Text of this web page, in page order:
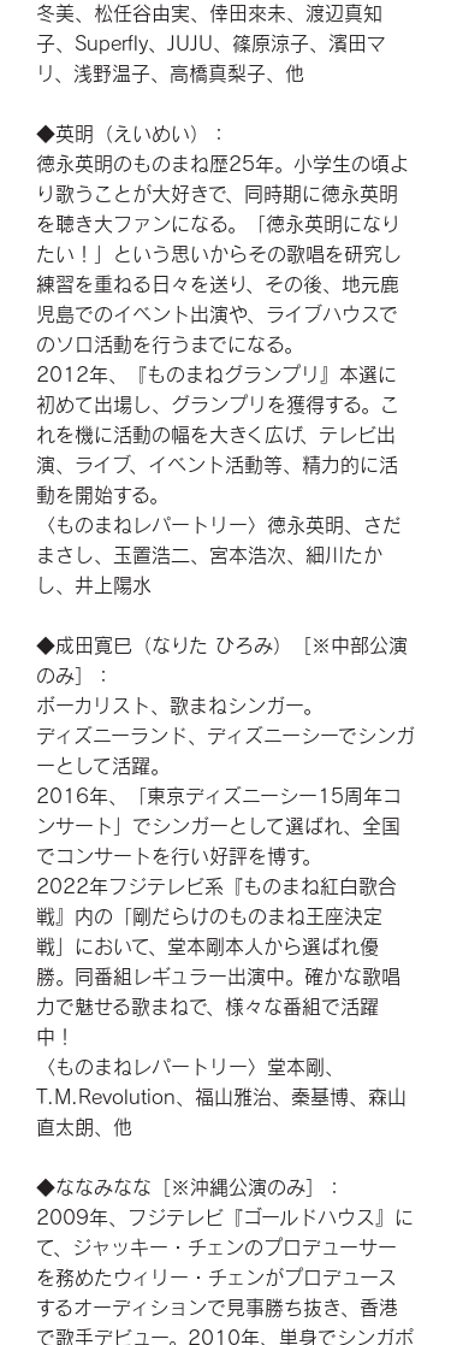
冬美、松任谷由実、倖田來未、渡辺真知
子、Superfly、JUJU、篠原涼子、濱田マ
リ、浅野温子、高橋真梨子、他
◆英明（えいめい）：
徳永英明のものまね歴25年。小学生の頃よ
り歌うことが大好きで、同時期に徳永英明
を聴き大ファンになる。「徳永英明になり
たい！」という思いからその歌唱を研究し
練習を重ねる日々を送り、その後、地元鹿
児島でのイベント出演や、ライブハウスで
のソロ活動を行うまでになる。
2012年、『ものまねグランプリ』本選に
初めて出場し、グランプリを獲得する。こ
れを機に活動の幅を大きく広げ、テレビ出
演、ライブ、イベント活動等、精力的に活
動を開始する。
〈ものまねレパートリー〉徳永英明、さだ
まさし、玉置浩二、宮本浩次、細川たか
し、井上陽水
◆成田寛巳（なりた ひろみ）［※中部公演
のみ］：
ボーカリスト、歌まねシンガー。
ディズニーランド、ディズニーシーでシンガ
ーとして活躍。
2016年、「東京ディズニーシー15周年コ
ンサート」でシンガーとして選ばれ、全国
でコンサートを行い好評を博す。
2022年フジテレビ系『ものまね紅白歌合
戦』内の「剛だらけのものまね王座決定
戦」において、堂本剛本人から選ばれ優
勝。同番組レギュラー出演中。確かな歌唱
力で魅せる歌まねで、様々な番組で活躍
中！
〈ものまねレパートリー〉堂本剛、
T.M.Revolution、福山雅治、秦基博、森山
直太朗、他
◆ななみなな［※沖縄公演のみ］：
2009年、フジテレビ『ゴールドハウス』に
て、ジャッキー・チェンのプロデューサー
を務めたウィリー・チェンがプロデュース
するオーディションで見事勝ち抜き、香港
で歌手デビュー。2010年、単身でシンガポ